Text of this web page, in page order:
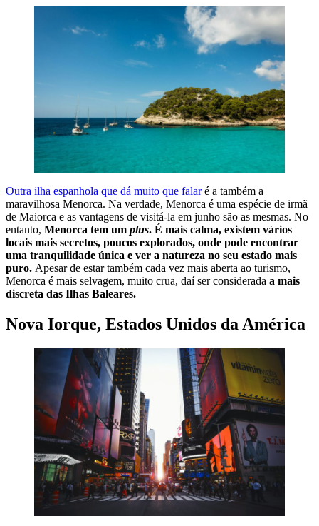
Outra ilha espanhola que dá muito que falaré a também a
maravilhosa Menorca. Na verdade, Menorca é uma espécie de irmã
de Maiorca e as vantagens de visitá-la em junho são as mesmas. No
entanto, Menorca tem um plus. É mais calma, existem vários
locais mais secretos, poucos explorados, onde pode encontrar
uma tranquilidade única e ver a natureza no seu estado mais
puro. Apesar de estar também cada vez mais aberta ao turismo,
Menorca é mais selvagem, muito crua, daí ser considerada a mais
discreta das Ilhas Baleares.
Nova Iorque, Estados Unidos da América